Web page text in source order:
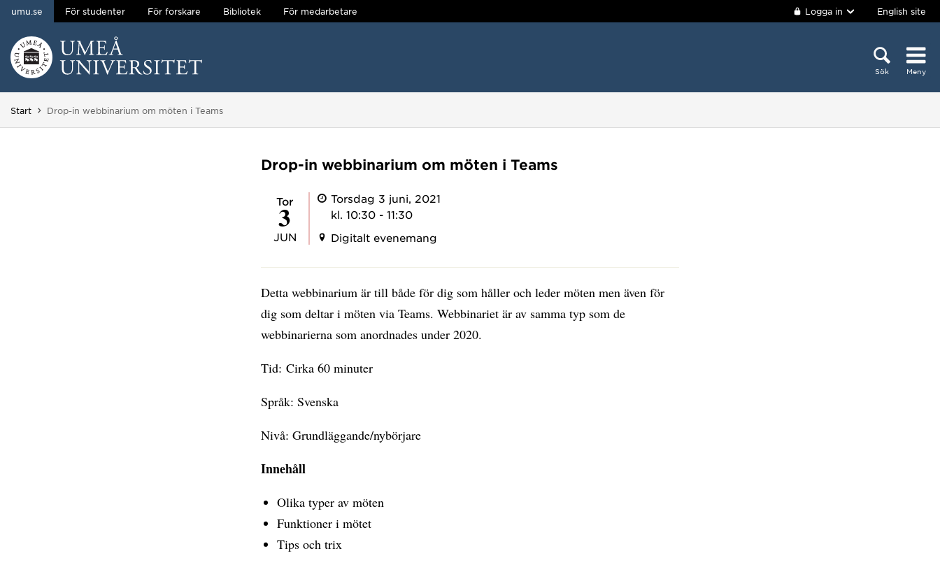
Hoppa direkt till innehållet
umu.se För studenter För forskare Bibliotek För medarbetare Logga in English site
Sök Meny
Huvudmenyn dold.
Start Du är här:
Drop-in webbinarium om möten i Teams
Drop-in webbinarium om möten i Teams
tor
3
JUN
Torsdag 3 juni, 2021
kl. 10:30 - 11:30
Digitalt evenemang
Detta webbinarium är till både för dig som håller och leder möten men även för
dig som deltar i möten via Teams. Webbinariet är av samma typ som de
webbinarierna som anordnades under 2020.
Tid: Cirka 60 minuter
Språk: Svenska
Nivå: Grundläggande/nybörjare
Innehåll
Olika typer av möten
Funktioner i mötet
Tips och trix